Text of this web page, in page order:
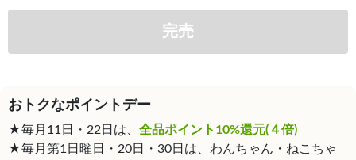
完売
おトクなポイントデー
★毎月11日・22日は、 全品ポイント10%還元(４倍)
★毎月第1日曜日・20日・30日は、わんちゃん・ねこちゃ